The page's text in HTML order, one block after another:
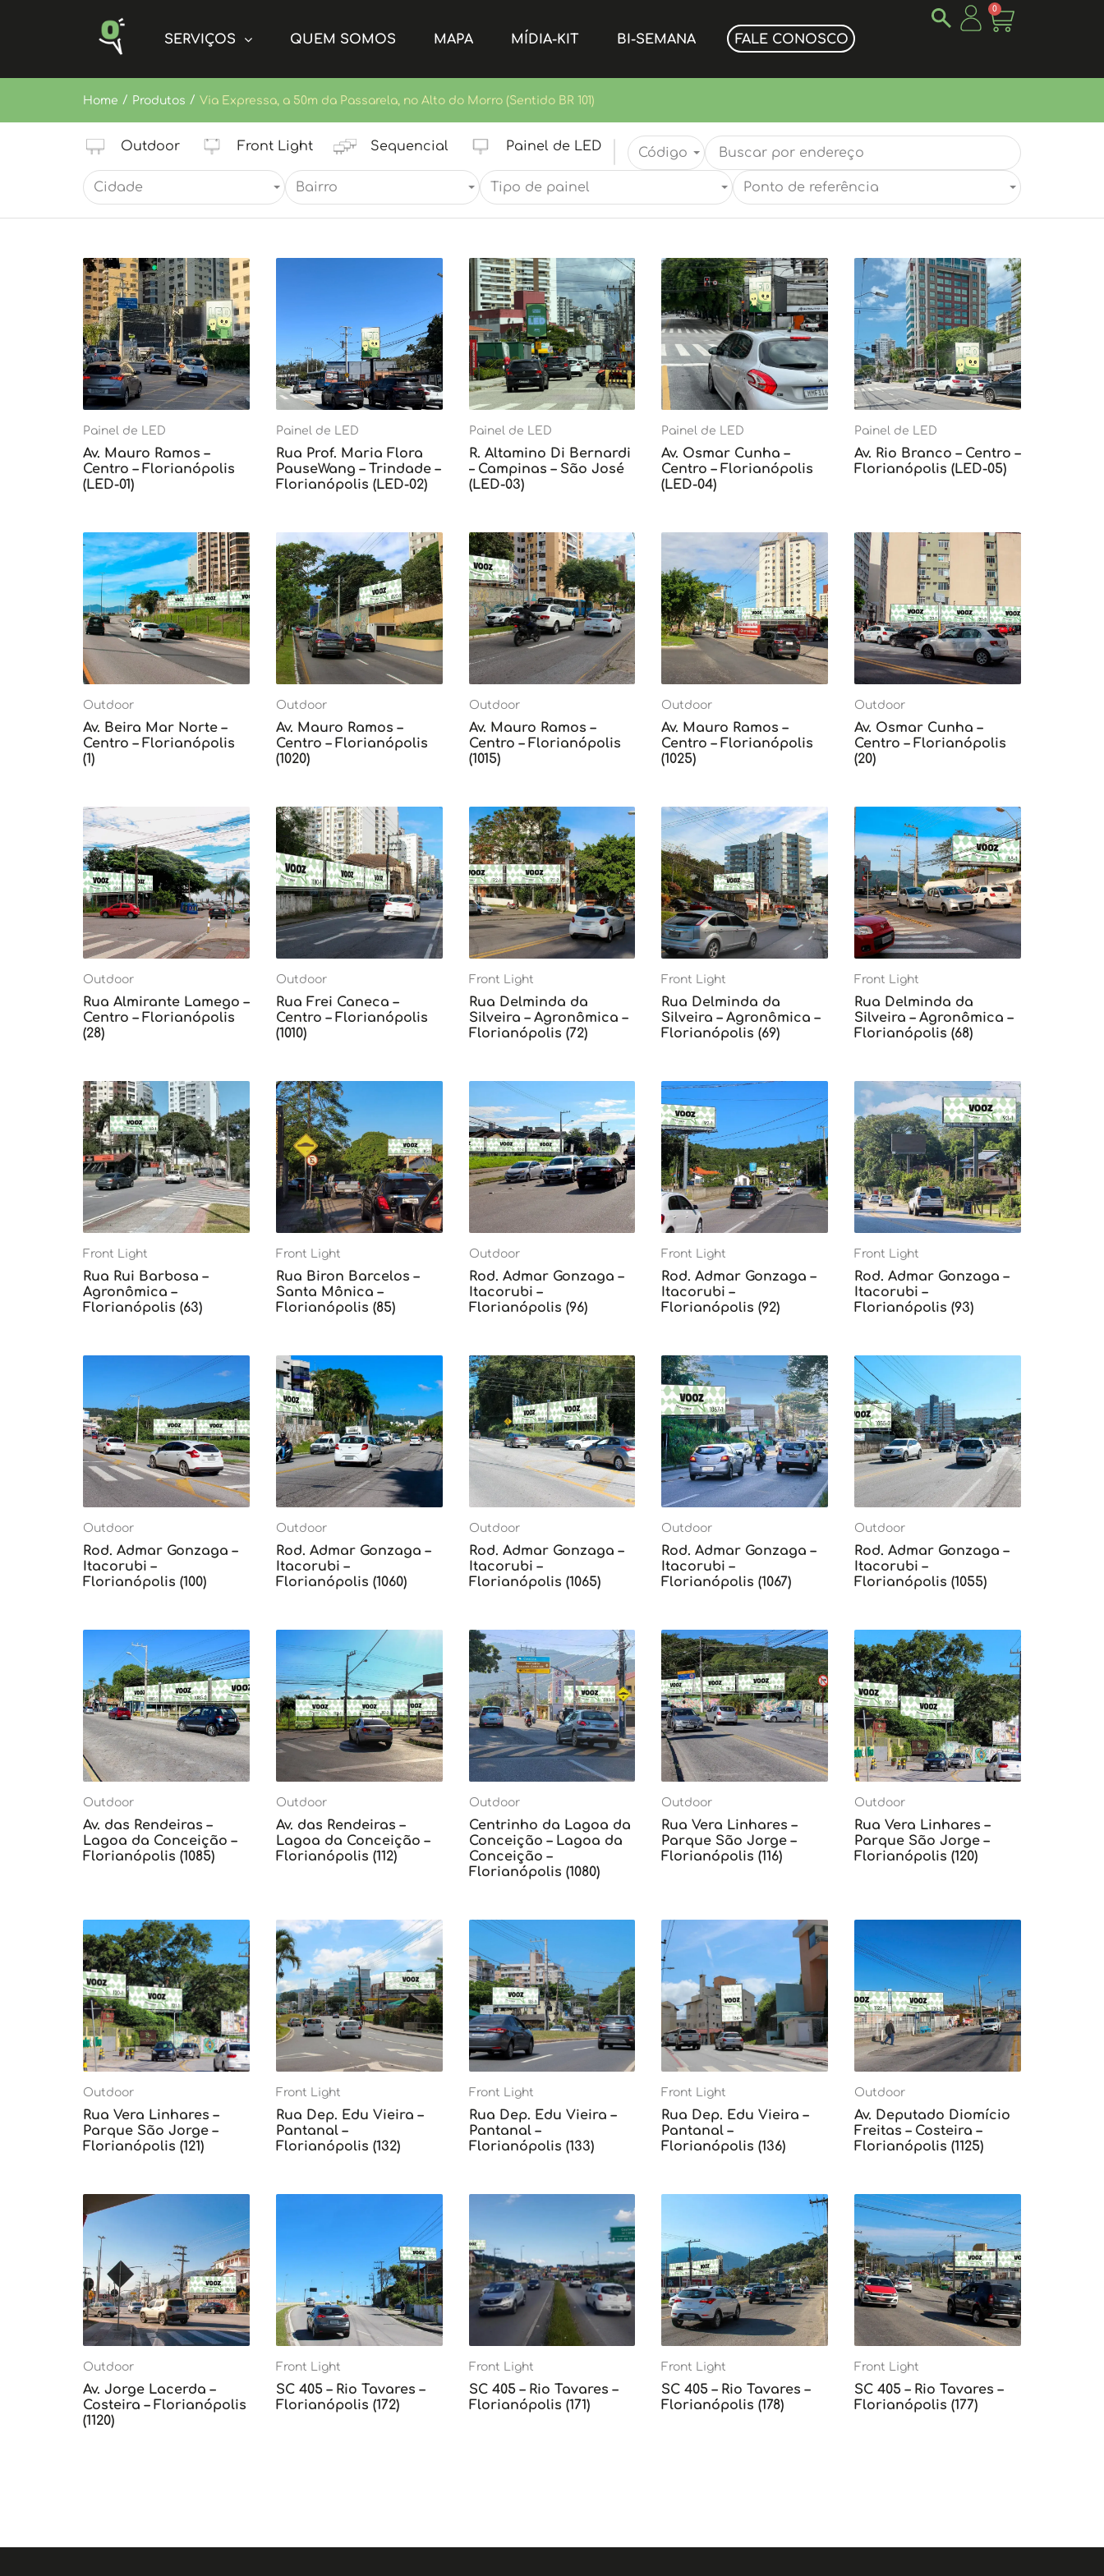
SERVIÇOS QUEM SOMOS MAPA MÍDIA-KIT BI-SEMANA FALE CONOSCO
0
Home / Produtos / Via Expressa, a 50m da Passarela, no Alto do Morro (Sentido BR 101)
Outdoor Front Light Sequencial Painel de LED Código
Cidade Bairro Tipo de painel Ponto de referência
Painel de LED
Av. Mauro Ramos –
Centro – Florianópolis
(LED-01)
Painel de LED
Rua Prof. Maria Flora
PauseWang – Trindade –
Florianópolis (LED-02)
Painel de LED
R. Altamino Di Bernardi
– Campinas – São José
(LED-03)
Painel de LED
Av. Osmar Cunha –
Centro – Florianópolis
(LED-04)
Painel de LED
Av. Rio Branco – Centro –
Florianópolis (LED-05)
Outdoor
Av. Beira Mar Norte –
Centro – Florianópolis
(1)
Outdoor
Av. Mauro Ramos –
Centro – Florianópolis
(1020)
Outdoor
Av. Mauro Ramos –
Centro – Florianópolis
(1015)
Outdoor
Av. Mauro Ramos –
Centro – Florianópolis
(1025)
Outdoor
Av. Osmar Cunha –
Centro – Florianópolis
(20)
Outdoor
Rua Almirante Lamego –
Centro – Florianópolis
(28)
Outdoor
Rua Frei Caneca –
Centro – Florianópolis
(1010)
Front Light
Rua Delminda da
Silveira – Agronômica –
Florianópolis (72)
Front Light
Rua Delminda da
Silveira – Agronômica –
Florianópolis (69)
Front Light
Rua Delminda da
Silveira – Agronômica –
Florianópolis (68)
Front Light
Rua Rui Barbosa –
Agronômica –
Florianópolis (63)
Front Light
Rua Biron Barcelos –
Santa Mônica –
Florianópolis (85)
Outdoor
Rod. Admar Gonzaga –
Itacorubi –
Florianópolis (96)
Front Light
Rod. Admar Gonzaga –
Itacorubi –
Florianópolis (92)
Front Light
Rod. Admar Gonzaga –
Itacorubi –
Florianópolis (93)
Outdoor
Rod. Admar Gonzaga –
Itacorubi –
Florianópolis (100)
Outdoor
Rod. Admar Gonzaga –
Itacorubi –
Florianópolis (1060)
Outdoor
Rod. Admar Gonzaga –
Itacorubi –
Florianópolis (1065)
Outdoor
Rod. Admar Gonzaga –
Itacorubi –
Florianópolis (1067)
Outdoor
Rod. Admar Gonzaga –
Itacorubi –
Florianópolis (1055)
Outdoor
Av. das Rendeiras –
Lagoa da Conceição –
Florianópolis (1085)
Outdoor
Av. das Rendeiras –
Lagoa da Conceição –
Florianópolis (112)
Outdoor
Centrinho da Lagoa da
Conceição – Lagoa da
Conceição –
Florianópolis (1080)
Outdoor
Rua Vera Linhares –
Parque São Jorge –
Florianópolis (116)
Outdoor
Rua Vera Linhares –
Parque São Jorge –
Florianópolis (120)
Outdoor
Rua Vera Linhares –
Parque São Jorge –
Florianópolis (121)
Front Light
Rua Dep. Edu Vieira –
Pantanal –
Florianópolis (132)
Front Light
Rua Dep. Edu Vieira –
Pantanal –
Florianópolis (133)
Front Light
Rua Dep. Edu Vieira –
Pantanal –
Florianópolis (136)
Outdoor
Av. Deputado Diomício
Freitas – Costeira –
Florianópolis (1125)
Outdoor
Av. Jorge Lacerda –
Costeira – Florianópolis
(1120)
Front Light
SC 405 – Rio Tavares –
Florianópolis (172)
Front Light
SC 405 – Rio Tavares –
Florianópolis (171)
Front Light
SC 405 – Rio Tavares –
Florianópolis (178)
Front Light
SC 405 – Rio Tavares –
Florianópolis (177)